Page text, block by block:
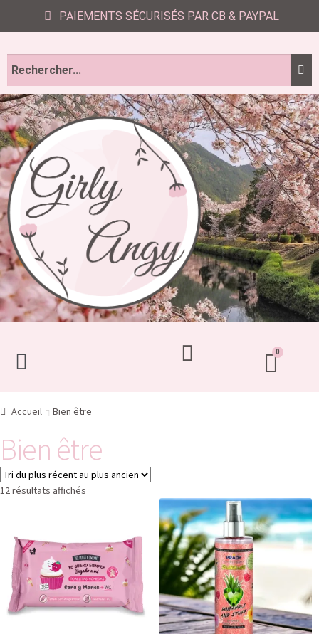
PAIEMENTS SÉCURISÉS PAR CB & PAYPAL
Accueil Bien être
Bien être
12 résultats affichés